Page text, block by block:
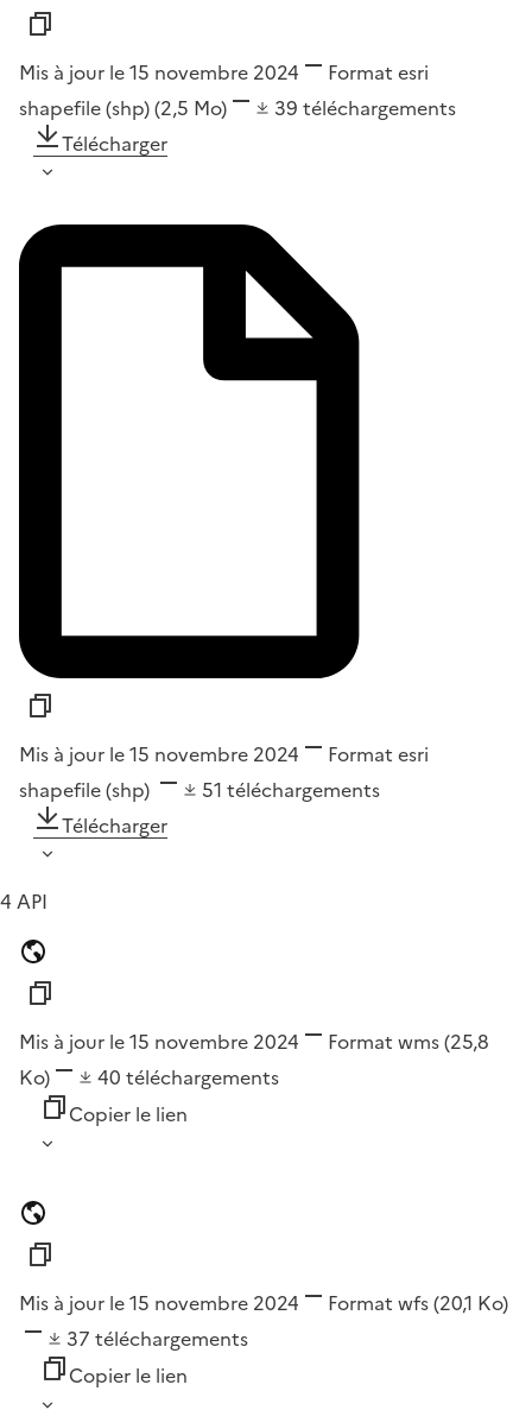
Mis à jour le 15 novembre 2024 Format esri
shapefile (shp)(2,5 Mo) 39 téléchargements
Télécharger
Mis à jour le 15 novembre 2024 Format esri
shapefile (shp)
51 téléchargements
Télécharger
4 API
Mis à jour le 15 novembre 2024 Format wms(25,8
Ko)
40 téléchargements
Copier le lien
Mis à jour le 15 novembre 2024 Format wfs(20,1 Ko)
37 téléchargements
Copier le lien